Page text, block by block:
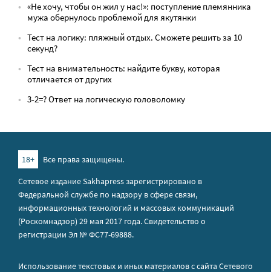
«Не хочу, чтобы он жил у нас!»: поступление племянника
мужа обернулось проблемой для якутянки
Тест на логику: пляжный отдых. Сможете решить за 10
секунд?
Тест на внимательность: найдите букву, которая
отличается от других
3-2=? Ответ на логическую головоломку
18+
Все права защищены.
Сетевое издание Sakhapress зарегистрировано в
Федеральной службе по надзору в сфере связи,
информационных технологий и массовых коммуникаций
(Роскомнадзор) 29 мая 2017 года. Свидетельство о
регистрации Эл № ФС77-69888.
Использование текстовых и иных материалов с сайта Сетевого